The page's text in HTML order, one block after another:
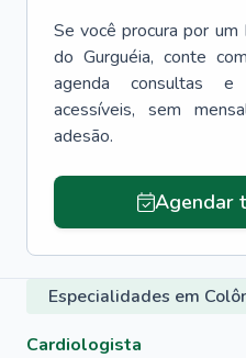
Se você procura por um
do Gurguéia, conte
agenda consultas
acessíveis, sem
adesão.
Agendar
Especialidades em
Cardiologista